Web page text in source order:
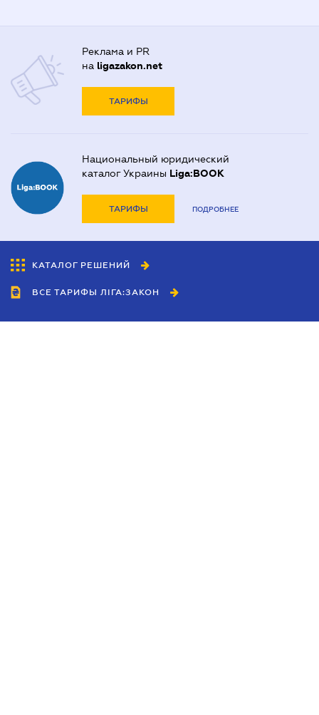
Реклама и PR
на ligazakon.net
ТАРИФЫ
Национальный юридический
каталог Украины Liga:BOOK
ТАРИФЫ ПОДРОБНЕЕ
КАТАЛОГ РЕШЕНИЙ
ВСЕ ТАРИФЫ ЛІГА:ЗАКОН